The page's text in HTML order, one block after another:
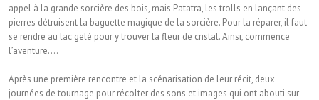
appel à la grande sorcière des bois, mais Patatra, les trolls en lançant des
pierres détruisent la baguette magique de la sorcière. Pour la réparer, il faut
se rendre au lac gelé pour y trouver la fleur de cristal. Ainsi, commence
l’aventure….
Après une première rencontre et la scénarisation de leur récit, deux
journées de tournage pour récolter des sons et images qui ont abouti sur